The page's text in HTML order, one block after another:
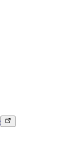
IAP（应用内购买）
验